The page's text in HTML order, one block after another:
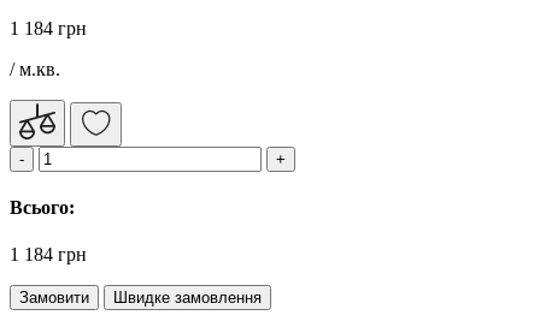
1 184 грн
/ м.кв.
Всього:
1 184 грн
Замовити Швидке замовлення